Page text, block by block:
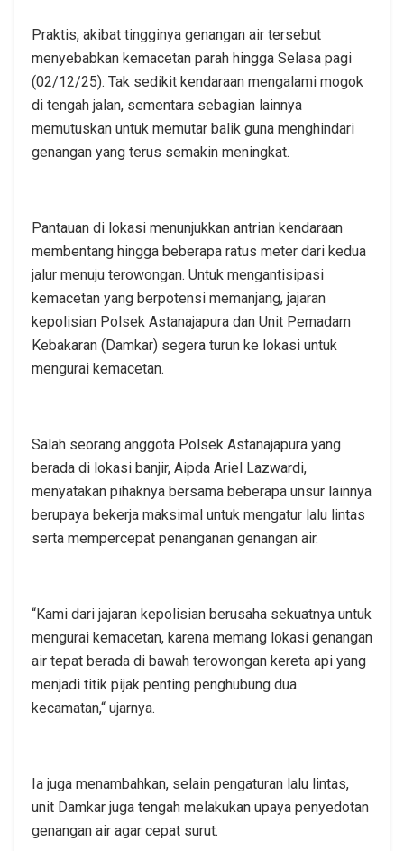
Praktis, akibat tingginya genangan air tersebut
menyebabkan kemacetan parah hingga Selasa pagi
(02/12/25). Tak sedikit kendaraan mengalami mogok
di tengah jalan, sementara sebagian lainnya
memutuskan untuk memutar balik guna menghindari
genangan yang terus semakin meningkat.
Pantauan di lokasi menunjukkan antrian kendaraan
membentang hingga beberapa ratus meter dari kedua
jalur menuju terowongan. Untuk mengantisipasi
kemacetan yang berpotensi memanjang, jajaran
kepolisian Polsek Astanajapura dan Unit Pemadam
Kebakaran (Damkar) segera turun ke lokasi untuk
mengurai kemacetan.
Salah seorang anggota Polsek Astanajapura yang
berada di lokasi banjir, Aipda Ariel Lazwardi,
menyatakan pihaknya bersama beberapa unsur lainnya
berupaya bekerja maksimal untuk mengatur lalu lintas
serta mempercepat penanganan genangan air.
“Kami dari jajaran kepolisian berusaha sekuatnya untuk
mengurai kemacetan, karena memang lokasi genangan
air tepat berada di bawah terowongan kereta api yang
menjadi titik pijak penting penghubung dua
kecamatan,“ ujarnya.
Ia juga menambahkan, selain pengaturan lalu lintas,
unit Damkar juga tengah melakukan upaya penyedotan
genangan air agar cepat surut.